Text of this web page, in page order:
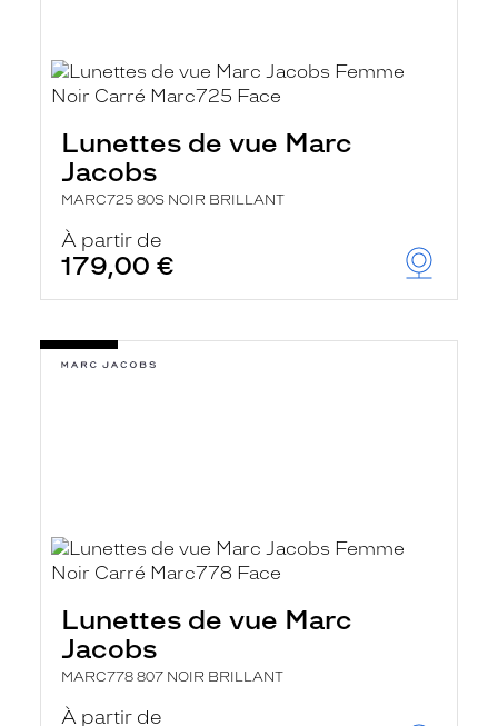
Lunettes de vue Marc
Jacobs
MARC725 80S NOIR BRILLANT
À partir de
179,00 €
Lunettes de vue Marc
Jacobs
MARC778 807 NOIR BRILLANT
À partir de